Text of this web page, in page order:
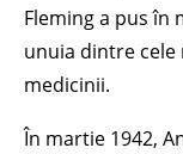
Fleming a pus în
unuia dintre
medicinii.
În martie 1942,